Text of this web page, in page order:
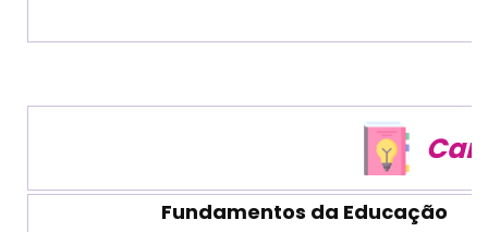
Fundamentos da Educação